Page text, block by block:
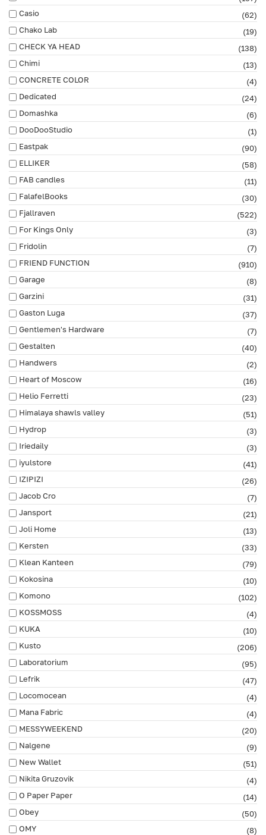
Casio
(62)
Chako Lab
(19)
CHECK YA HEAD
(138)
Chimi
(13)
CONCRETE COLOR
(4)
Dedicated
(24)
Domashka
(6)
DooDooStudio
(1)
Eastpak
(90)
ELLIKER
(58)
FAB сandles
(11)
FalafelBooks
(30)
Fjallraven
(522)
For Kings Only
(3)
Fridolin
(7)
FRIEND FUNCTION
(910)
Garage
(8)
Garzini
(31)
Gaston Luga
(37)
Gentlemen's Hardware
(7)
Gestalten
(40)
Handwers
(2)
Heart of Moscow
(16)
Helio Ferretti
(23)
Himalaya shawls valley
(51)
Hydrop
(3)
Iriedaily
(3)
iyulstore
(41)
IZIPIZI
(26)
Jacob Cro
(7)
Jansport
(21)
Joli Home
(13)
Kersten
(33)
Klean Kanteen
(79)
Kokosina
(10)
Komono
(102)
KOSSMOSS
(4)
KUKA
(10)
Kusto
(206)
Laboratorium
(95)
Lefrik
(47)
Locomocean
(4)
Mana Fabric
(4)
MESSYWEEKEND
(20)
Nalgene
(9)
New Wallet
(51)
Nikita Gruzovik
(4)
O Paper Paper
(14)
Obey
(50)
OMY
(8)